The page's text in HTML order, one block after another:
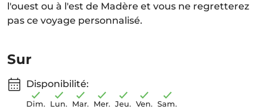
l'ouest ou à l'est de Madère et vous ne regretterez
pas ce voyage personnalisé.
Sur
Disponibilité:
Dim. Lun. Mar. Mer. Jeu. Ven. Sam.